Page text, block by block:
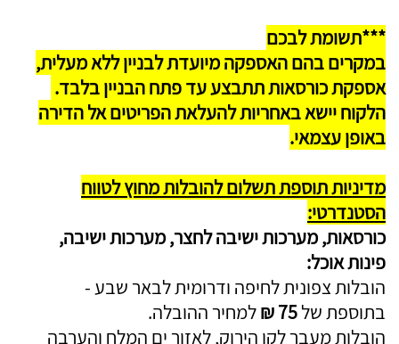
***תשומת לבכם
במקרים בהם האספקה מיועדת לבניין ללא מעלית,
אספקת כורסאות תתבצע עד פתח הבניין בלבד.
הלקוח יישא באחריות להעלאת הפריטים אל הדירה
באופן עצמאי.
מדיניות תוספת תשלום להובלות מחוץ לטווח
הסטנדרטי:
כורסאות, מערכות ישיבה לחצר, מערכות ישיבה,
פינות אוכל:
הובלות צפונית לחיפה ודרומית לבאר שבע -
בתוספת של75 ₪
למחיר ההובלה.
הובלות מעבר לקו הירוק, לאזור ים המלח והערבה